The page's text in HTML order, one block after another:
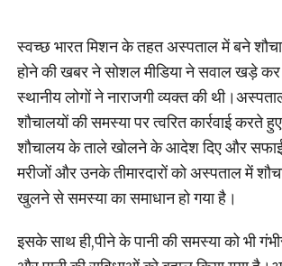
स्वच्छ भारत मिशन के तहत अस्पताल में बने
होने की खबर ने सोशल मीडिया ने सवाल खड़े
स्थानीय लोगों ने नाराजगी व्यक्त की
शौचालयों की समस्या पर त्वरित कार्रवाई करते
शौचालय के ताले खोलने के आदेश दिए और सफाई
मरीजों और उनके तीमारदारों को अस्पताल में
खुलने से समस्या का समाधान हो गया है।
इसके साथ ही,पीने के पानी की समस्या को भी